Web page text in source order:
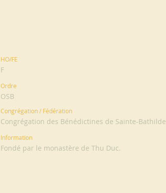
HO/FE
F
Ordre
OSB
Congrégation / Fédération
Congrégation des Bénédictines de Sainte-Bathilde
Information
Fondé par le monastère de Thu Duc.